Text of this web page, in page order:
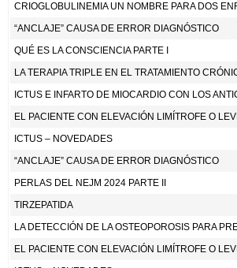
“ANCLAJE” CAUSA DE ERROR DIAGNÓSTICO
QUÉ ES LA CONSCIENCIA PARTE I
ICTUS – NOVEDADES
“ANCLAJE” CAUSA DE ERROR DIAGNÓSTICO
PERLAS DEL NEJM 2024 PARTE II
TIRZEPATIDA